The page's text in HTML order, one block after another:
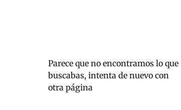
Parece que no encontramos lo que
buscabas, intenta de nuevo con
otra página